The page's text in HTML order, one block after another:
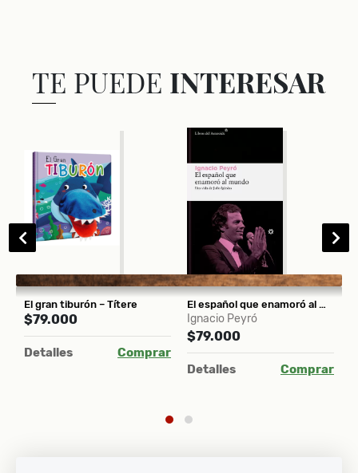
TE PUEDE INTERESAR
El gran tiburón – Títere
$79.000
Detalles Comprar
El español que enamoró al mundo
Ignacio Peyró
$79.000
Detalles Comprar